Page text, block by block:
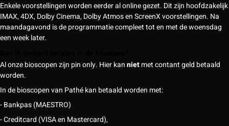
Enkele voorstellingen worden eerder al online gezet. Dit zijn hoofdzakelijk
IMAX, 4DX, Dolby Cinema, Dolby Atmos en ScreenX voorstellingen. Na
maandagavond is de programmatie compleet tot en met de woensdag
een week later.
Al onze bioscopen zijn pin only. Hier kannietmet contant geld betaald
worden.
In de bioscopen van Pathé kan betaald worden met:
- Bankpas (MAESTRO)
- Creditcard (VISA en Mastercard),